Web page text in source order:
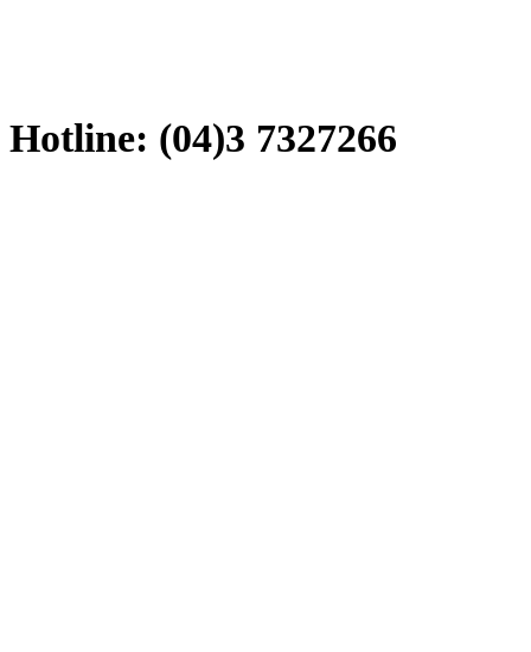
Hotline: (04)3 7327266